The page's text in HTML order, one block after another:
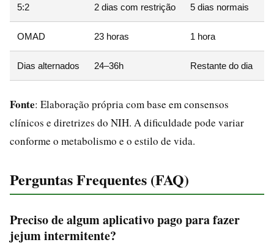
5:2 2 dias com restrição 5 dias normais
OMAD 23 horas 1 hora
Dias alternados 24–36h Restante do dia
Fonte: Elaboração própria com base em consensos
clínicos e diretrizes do NIH. A dificuldade pode variar
conforme o metabolismo e o estilo de vida.
Perguntas Frequentes (FAQ)
Preciso de algum aplicativo pago para fazer
jejum intermitente?